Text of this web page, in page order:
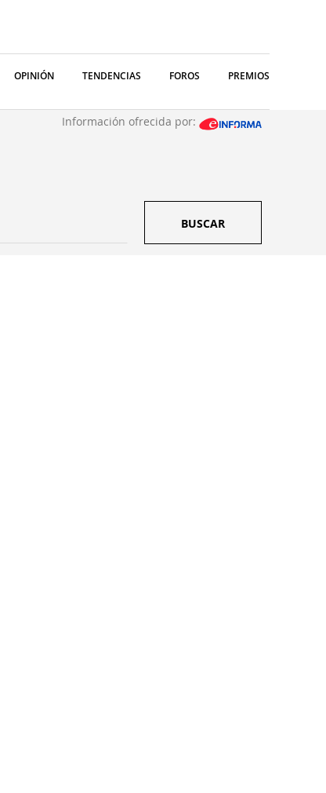
OPINIÓN TENDENCIAS FOROS PREMIOS
Información ofrecida por:
BUSCAR